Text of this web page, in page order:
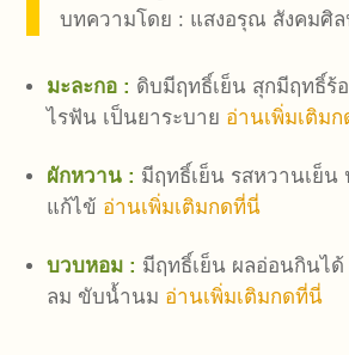
บทความโดย : แสงอรุณ สังคมศิล
มะละกอ : ดิบมีฤทธิ์เย็น สุกมีฤทธิ์ร้
ไรฟัน เป็นยาระบาย อ่านเพิ่มเติม
ผักหวาน : มีฤทธิ์เย็น รสหวานเย็น
แก้ไข้ อ่านเพิ่มเติมกดที่นี่
บวบหอม : มีฤทธิ์เย็น ผลอ่อนกินไ
ลม ขับน้ำนม อ่านเพิ่มเติมกดที่นี่